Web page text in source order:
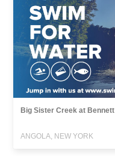
Big Sister Creek at
ANGOLA, NEW YORK